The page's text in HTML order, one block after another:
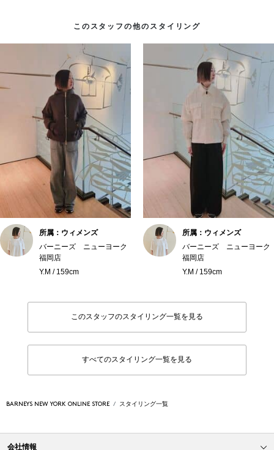
このスタッフの他のスタイリング
所属：ウィメンズ
バーニーズ ニューヨーク
福岡店
Y.M / 159cm
所属：ウィメンズ
バーニーズ ニューヨーク
福岡店
Y.M / 159cm
このスタッフのスタイリング一覧を見る
すべてのスタイリング一覧を見る
BARNEYS NEW YORK ONLINE STORE スタイリング一覧
会社情報